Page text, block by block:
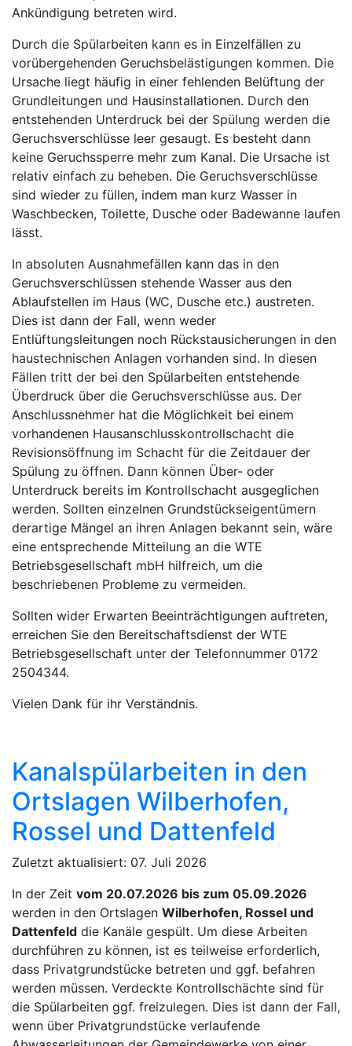
Ankündigung betreten wird.
Durch die Spülarbeiten kann es in Einzelfällen zu
vorübergehenden Geruchsbelästigungen kommen. Die
Ursache liegt häufig in einer fehlenden Belüftung der
Grundleitungen und Hausinstallationen. Durch den
entstehenden Unterdruck bei der Spülung werden die
Geruchsverschlüsse leer gesaugt. Es besteht dann
keine Geruchssperre mehr zum Kanal. Die Ursache ist
relativ einfach zu beheben. Die Geruchsverschlüsse
sind wieder zu füllen, indem man kurz Wasser in
Waschbecken, Toilette, Dusche oder Badewanne laufen
lässt.
In absoluten Ausnahmefällen kann das in den
Geruchsverschlüssen stehende Wasser aus den
Ablaufstellen im Haus (WC, Dusche etc.) austreten.
Dies ist dann der Fall, wenn weder
Entlüftungsleitungen noch Rückstausicherungen in den
haustechnischen Anlagen vorhanden sind. In diesen
Fällen tritt der bei den Spülarbeiten entstehende
Überdruck über die Geruchsverschlüsse aus. Der
Anschlussnehmer hat die Möglichkeit bei einem
vorhandenen Hausanschlusskontrollschacht die
Revisionsöffnung im Schacht für die Zeitdauer der
Spülung zu öffnen. Dann können Über- oder
Unterdruck bereits im Kontrollschacht ausgeglichen
werden. Sollten einzelnen Grundstückseigentümern
derartige Mängel an ihren Anlagen bekannt sein, wäre
eine entsprechende Mitteilung an die WTE
Betriebsgesellschaft mbH hilfreich, um die
beschriebenen Probleme zu vermeiden.
Sollten wider Erwarten Beeinträchtigungen auftreten,
erreichen Sie den Bereitschaftsdienst der WTE
Betriebsgesellschaft unter der Telefonnummer 0172
2504344.
Vielen Dank für ihr Verständnis.
Kanalspülarbeiten in den
Ortslagen Wilberhofen,
Rossel und Dattenfeld
Zuletzt aktualisiert: 07. Juli 2026
In der Zeit vom 20.07.2026 bis zum 05.09.2026
werden in den Ortslagen Wilberhofen, Rossel und
Dattenfeld die Kanäle gespült. Um diese Arbeiten
durchführen zu können, ist es teilweise erforderlich,
dass Privatgrundstücke betreten und ggf. befahren
werden müssen. Verdeckte Kontrollschächte sind für
die Spülarbeiten ggf. freizulegen. Dies ist dann der Fall,
wenn über Privatgrundstücke verlaufende